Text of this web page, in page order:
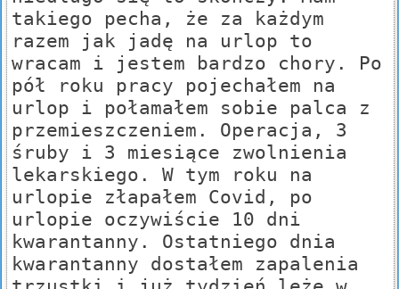
takiego pecha, że za każdym
razem jak jadę na urlop to
wracam i jestem bardzo chory. Po
pół roku pracy pojechałem na
urlop i połamałem sobie palca z
przemieszczeniem. Operacja, 3
śruby i 3 miesiące zwolnienia
lekarskiego. W tym roku na
urlopie złapałem Covid, po
urlopie oczywiście 10 dni
kwarantanny. Ostatniego dnia
kwarantanny dostałem zapalenia